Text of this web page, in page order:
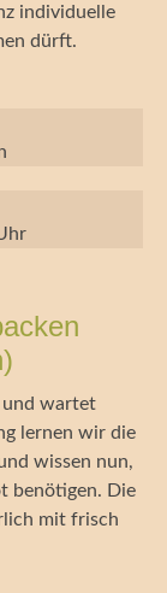
individuelle
dürft.
und wartet
lernen wir die
wissen nun,
benötigen. Die
mit frisch